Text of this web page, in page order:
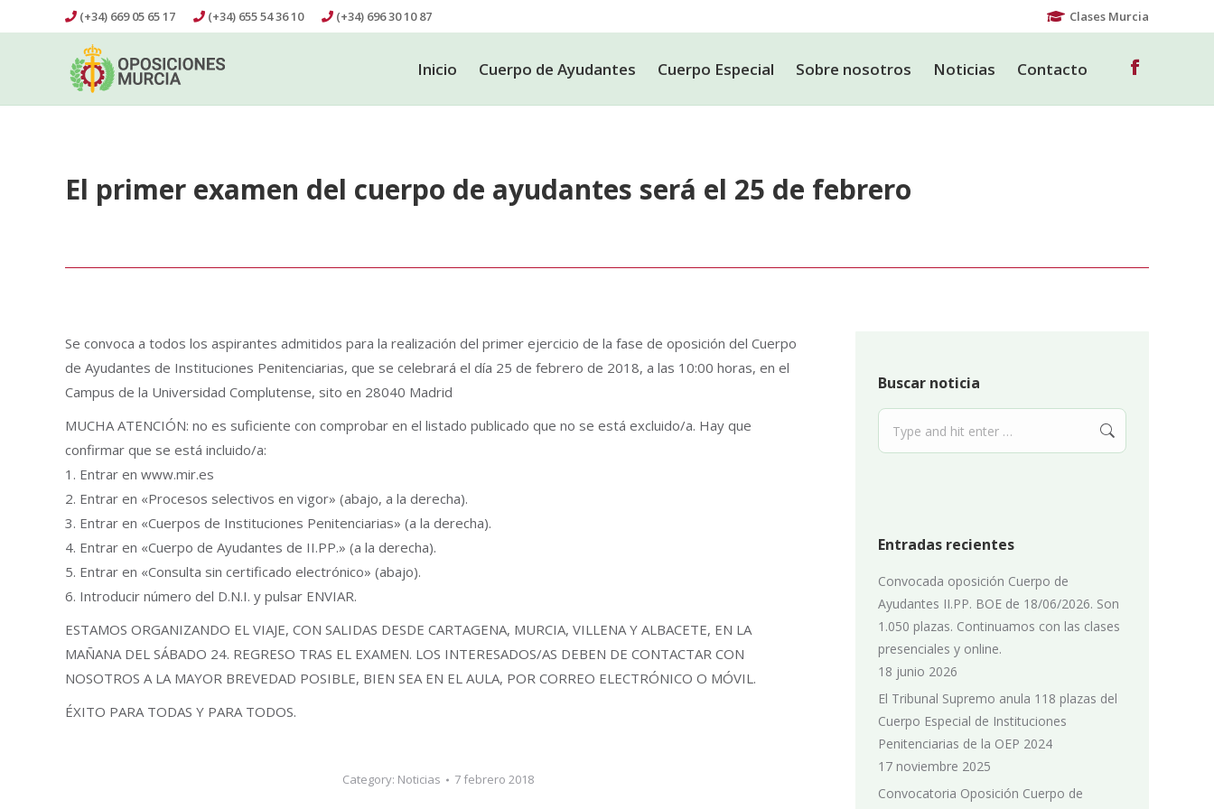
(+34) 669 05 65 17 (+34) 655 54 36 10 (+34) 696 30 10 87 Clases Murcia
Inicio Cuerpo de Ayudantes Cuerpo Especial Sobre nosotros Noticias Contacto
Facebook
page
El primer examen del cuerpo de ayudantes será el 25 de febrero
Se convoca a todos los aspirantes admitidos para la realización del primer ejercicio de la fase de oposición del Cuerpo
de Ayudantes de Instituciones Penitenciarias, que se celebrará el día 25 de febrero de 2018, a las 10:00 horas, en el
Campus de la Universidad Complutense, sito en 28040 Madrid
MUCHA ATENCIÓN: no es suficiente con comprobar en el listado publicado que no se está excluido/a. Hay que
confirmar que se está incluido/a:
1. Entrar en www.mir.es
2. Entrar en «Procesos selectivos en vigor» (abajo, a la derecha).
3. Entrar en «Cuerpos de Instituciones Penitenciarias» (a la derecha).
4. Entrar en «Cuerpo de Ayudantes de II.PP.» (a la derecha).
5. Entrar en «Consulta sin certificado electrónico» (abajo).
6. Introducir número del D.N.I. y pulsar ENVIAR.
ESTAMOS ORGANIZANDO EL VIAJE, CON SALIDAS DESDE CARTAGENA, MURCIA, VILLENA Y ALBACETE, EN LA
MAÑANA DEL SÁBADO 24. REGRESO TRAS EL EXAMEN. LOS INTERESADOS/AS DEBEN DE CONTACTAR CON
NOSOTROS A LA MAYOR BREVEDAD POSIBLE, BIEN SEA EN EL AULA, POR CORREO ELECTRÓNICO O MÓVIL.
ÉXITO PARA TODAS Y PARA TODOS.
Category: Noticias 7 febrero 2018
Buscar noticia
Search:
Entradas recientes
Convocada oposición Cuerpo de
Ayudantes II.PP. BOE de 18/06/2026. Son
1.050 plazas. Continuamos con las clases
presenciales y online.
18 junio 2026
El Tribunal Supremo anula 118 plazas del
Cuerpo Especial de Instituciones
Penitenciarias de la OEP 2024
17 noviembre 2025
Convocatoria Oposición Cuerpo de
Inicio Contacto
Facebook
page